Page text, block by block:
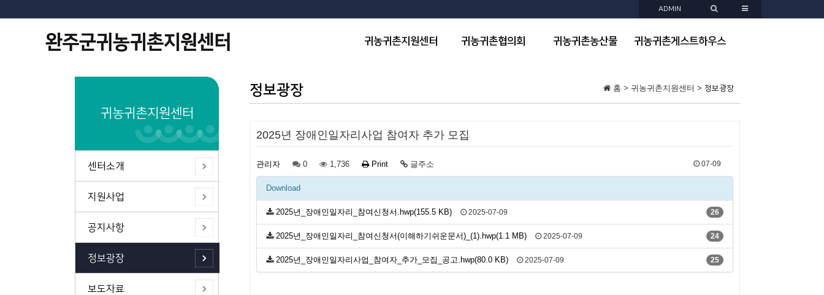
ADMIN
귀농귀촌지원센터 귀농귀촌협의회 귀농귀촌농산물 귀농귀촌게스트하우스
귀농귀촌지원센터
센터소개
지원사업
공지사항
정보광장
보도자료
정보광장 홈 > 귀농귀촌지원센터 > 정보광장
2025년 장애인일자리사업 참여자 추가 모집
관리자 0 1,736 Print 글주소 07-09
Download
2025년_장애인일자리_참여신청서.hwp(155.5 KB) 2025-07-09 26
2025년_장애인일자리_참여신청서(이해하기쉬운문서)_(1).hwp(1.1 MB) 2025-07-09 24
2025년_장애인일자리사업_참여자_추가_모집_공고.hwp(80.0 KB) 2025-07-09 25